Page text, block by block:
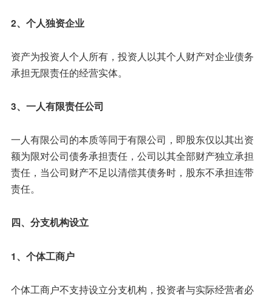
2、个人独资企业
资产为投资人个人所有，投资人以其个人财产对企业债务
承担无限责任的经营实体。
3、一人有限责任公司
一人有限公司的本质等同于有限公司，即股东仅以其出资
额为限对公司债务承担责任，公司以其全部财产独立承担
责任，当公司财产不足以清偿其债务时，股东不承担连带
责任。
四、分支机构设立
1、个体工商户
个体工商户不支持设立分支机构，投资者与实际经营者必